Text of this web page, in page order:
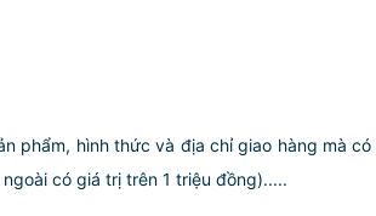
phẩm, hình thức và địa chỉ giao hàng mà
có giá trị trên 1 triệu đồng).....